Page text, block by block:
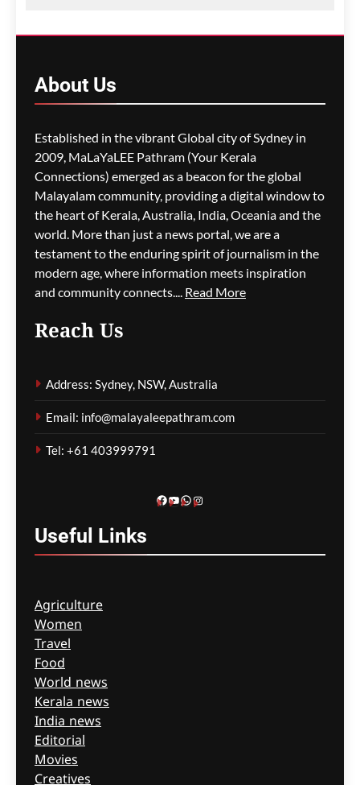
സർക്കാരിനെതിരെ
പ്രവാസികളിൽ ആശങ്ക
ഗീത ദാസ്‌ 8 hours ago
ജീവനക്കാരുടെ ക്ഷാമം –
സിഡ്നി
വിമാനത്താവളത്തിൽ
നൂറിലധികം സർവീസുകൾ
വൈകി
വയോധികർ മരിച്ച
സംഭവം; മെൽബൺ സെന്റ്
ഇൻക്വസ്റ്റിൽ ഹാജരായി
About Us
Established in the vibrant Global city of Sydney in
2009, MaLaYaLEE Pathram (Your Kerala
Connections) emerged as a beacon for the global
Malayalam community, providing a digital window to
the heart of Kerala, Australia, India, Oceania and the
world. More than just a news portal, we are a
testament to the enduring spirit of journalism in the
modern age, where information meets inspiration
and community connects.... Read More
Reach Us
Address: Sydney, NSW, Australia
Email: info@malayaleepathram.com
Tel: +61 403999791
Facebook
YouTube
WhatsApp
Instagram
Useful Links
Agriculture
Women
Travel
Food
World news
Kerala news
India news
Editorial
Movies
Creatives